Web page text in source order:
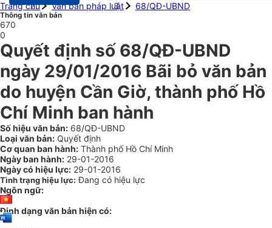
Trang chủ
Văn bản pháp luật 68/QĐ-UBND
Thông tin văn bản
670
0
Quyết định số 68/QĐ-UBND
ngày 29/01/2016 Bãi bỏ văn bản
do huyện Cần Giờ, thành phố Hồ
Chí Minh ban hành
Số hiệu văn bản: 68/QĐ-UBND
Loại văn bản: Quyết định
Cơ quan ban hành: Thành phố Hồ Chí Minh
Ngày ban hành: 29-01-2016
Ngày có hiệu lực: 29-01-2016
Tình trạng hiệu lực: Đang có hiệu lực
Ngôn ngữ:
Định dạng văn bản hiện có: